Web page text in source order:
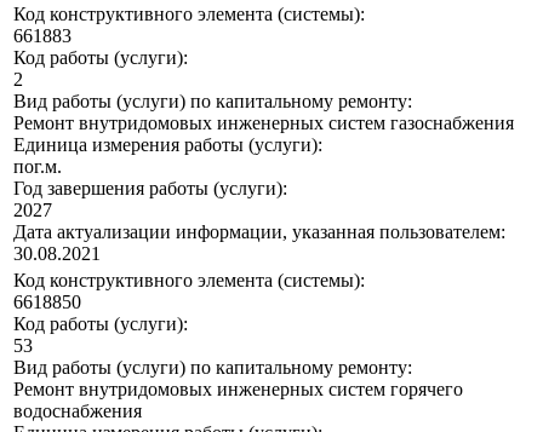
Код конструктивного элемента (системы):
661883
Код работы (услуги):
2
Вид работы (услуги) по капитальному ремонту:
Ремонт внутридомовых инженерных систем газоснабжения
Единица измерения работы (услуги):
пог.м.
Год завершения работы (услуги):
2027
Дата актуализации информации, указанная пользователем:
30.08.2021
Код конструктивного элемента (системы):
6618850
Код работы (услуги):
53
Вид работы (услуги) по капитальному ремонту:
Ремонт внутридомовых инженерных систем горячего
водоснабжения